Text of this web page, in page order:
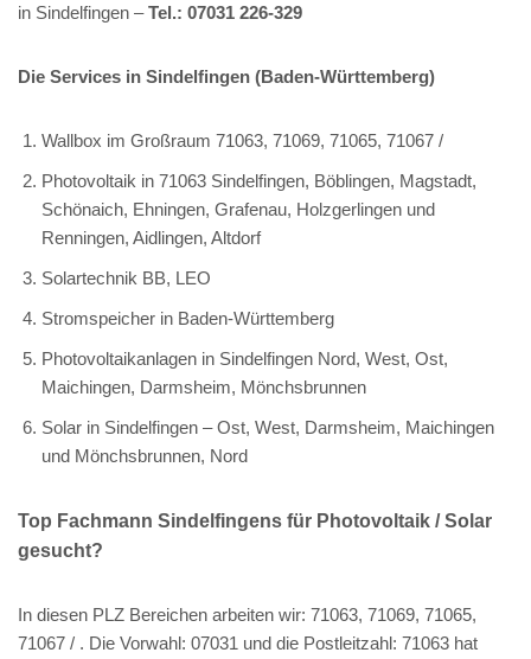
in Sindelfingen –Tel.: 07031 226-329
Die Services in Sindelfingen (Baden-Württemberg)
Wallbox im Großraum 71063, 71069, 71065, 71067 /
Photovoltaik in 71063 Sindelfingen, Böblingen, Magstadt,
Schönaich, Ehningen, Grafenau, Holzgerlingen und
Renningen, Aidlingen, Altdorf
Solartechnik BB, LEO
Stromspeicher in Baden-Württemberg
Photovoltaikanlagen in Sindelfingen Nord, West, Ost,
Maichingen, Darmsheim, Mönchsbrunnen
Solar in Sindelfingen – Ost, West, Darmsheim, Maichingen
und Mönchsbrunnen, Nord
Top Fachmann Sindelfingens für Photovoltaik / Solar
gesucht?
In diesen PLZ Bereichen arbeiten wir: 71063, 71069, 71065,
71067 / . Die Vorwahl: 07031 und die Postleitzahl: 71063 hat